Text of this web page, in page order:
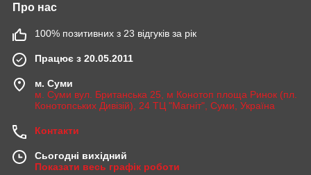
Про нас
100% позитивних з 23 відгуків за рік
Працює з 20.05.2011
м. Суми
м. Суми вул. Британська 25, м Конотоп площа Ринок (пл.
Конотопських Дивізій), 24 ТЦ "Магніт", Суми, Україна
Контакти
Сьогодні вихідний
Показати весь графік роботи